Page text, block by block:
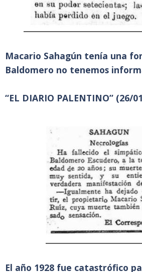
Macario Sahagún tenía una
Baldomero no tenemos
“EL DIARIO PALENTINO” (26/
El año 1928 fue catastrófico